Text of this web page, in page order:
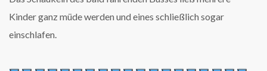
Kinder ganz müde werden und eines schließlich sogar
einschlafen.